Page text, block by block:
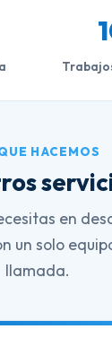
HACEMOS
en
un solo
llamada.